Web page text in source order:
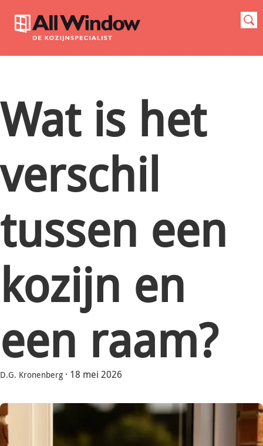
Wat is het
verschil
tussen een
kozijn en
een raam?
D.G. Kronenberg · 18 mei 2026